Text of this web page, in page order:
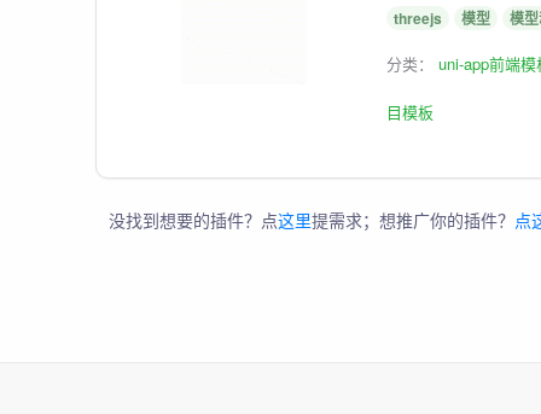
threejs 模型 模
分类：uni-app前端模
目模板
没找到想要的插件？点这里提需求；想推广你的插件？ 点